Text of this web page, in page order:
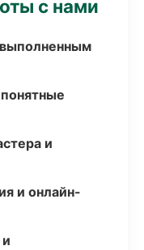
с нами
и
и онлайн-